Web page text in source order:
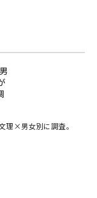
理×男女別に調査。